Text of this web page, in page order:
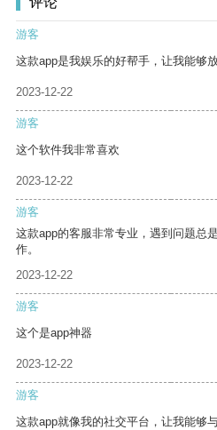
游客
这款app是我娱乐的好帮手，让我能够
2023-12-22
游客
这个软件我非常喜欢
2023-12-22
游客
这款app的客服非常专业，遇到问题总
作。
2023-12-22
游客
这个是app神器
2023-12-22
游客
这款app就像我的社交平台，让我能够